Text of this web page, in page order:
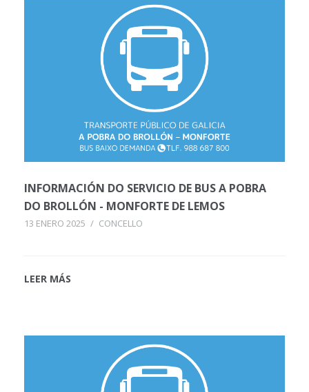
INFORMACIÓN DO SERVICIO DE BUS A POBRA
DO BROLLÓN - MONFORTE DE LEMOS
13 ENERO 2025 / CONCELLO
LEER MÁS